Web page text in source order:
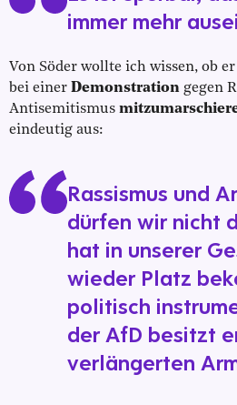
immer mehr
Von Söder wollte ich wissen, ob
bei einer Demonstration gegen
Antisemitismus
eindeutig aus:
Rassismus und
dürfen wir nicht
hat in unserer
wieder Platz
politisch
der AfD besitzt
verlängerten